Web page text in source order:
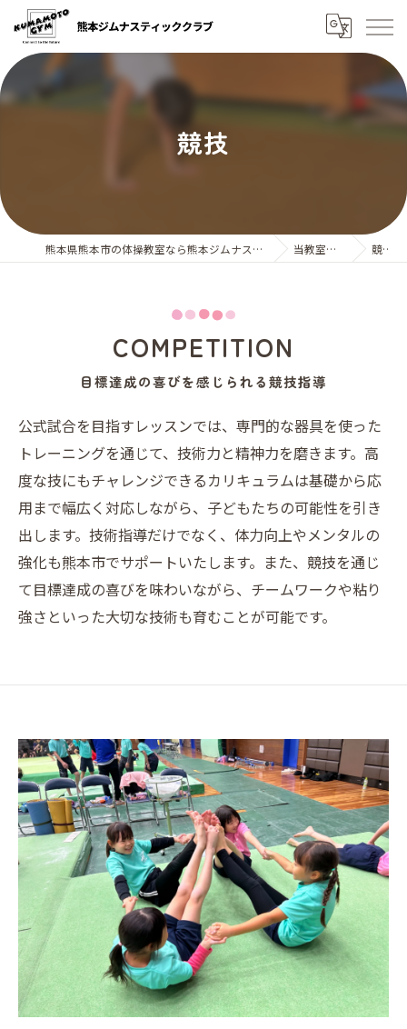
競技
熊本県熊本市の体操教室なら熊本ジムナスティッククラブ 当教室の特徴 競技
目標達成の喜びを感じられる競技指導
COMPETITION
公式試合を目指すレッスンでは、専門的な器具を使った
トレーニングを通じて、技術力と精神力を磨きます。高
度な技にもチャレンジできるカリキュラムは基礎から応
用まで幅広く対応しながら、子どもたちの可能性を引き
出します。技術指導だけでなく、体力向上やメンタルの
強化も熊本市でサポートいたします。また、競技を通じ
て目標達成の喜びを味わいながら、チームワークや粘り
強さといった大切な技術も育むことが可能です。